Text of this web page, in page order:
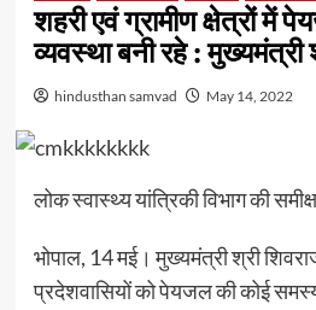
शहरी एवं ग्रामीण क्षेत्रों में
व्यवस्था बनी रहे : मुख्यमंत्री
hindusthan samvad May 14, 2022
लोक स्वास्थ्य यांत्रिकी विभाग की
भोपाल, 14 मई। मुख्यमंत्री श्री
प्रदेशवासियों को पेयजल की कोई